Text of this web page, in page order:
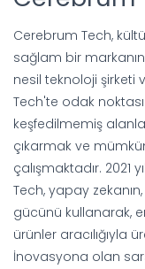
Cerebrum Tech,
sağlam bir
nesil teknoloji şirketi
Tech'te odak
keşfedilmemiş
çıkarmak ve
çalışmaktadır. 2021
Tech, yapay
gücünü kullanarak,
ürünler aracılığıyla
İnovasyona olan